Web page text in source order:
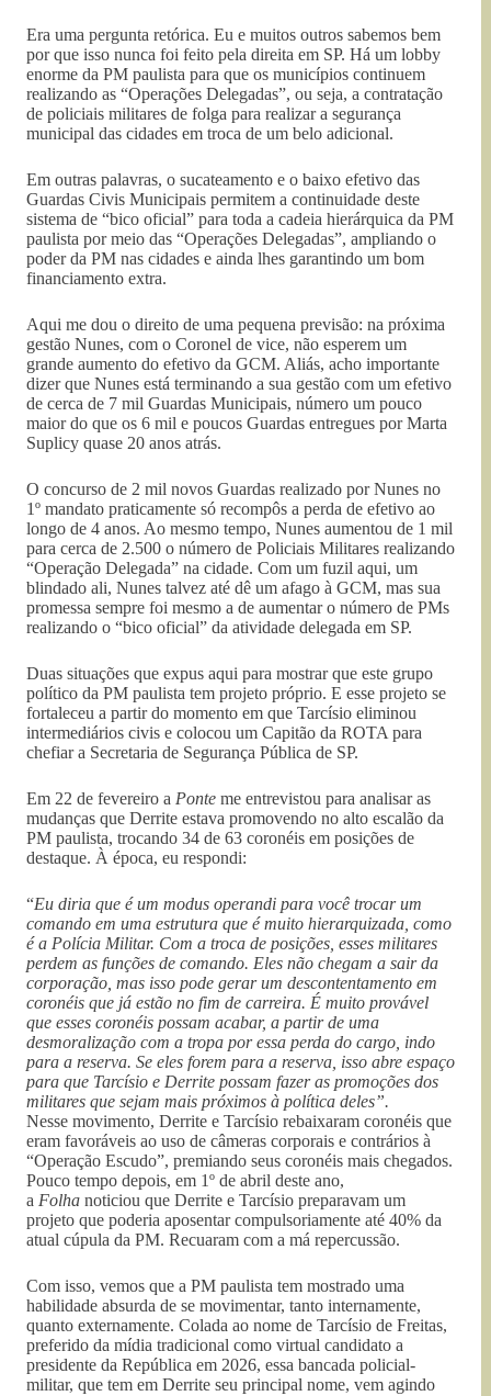
Era uma pergunta retórica. Eu e muitos outros sabemos bem
por que isso nunca foi feito pela direita em SP. Há um lobby
enorme da PM paulista para que os municípios continuem
realizando as “Operações Delegadas”, ou seja, a contratação
de policiais militares de folga para realizar a segurança
municipal das cidades em troca de um belo adicional.
Em outras palavras, o sucateamento e o baixo efetivo das
Guardas Civis Municipais permitem a continuidade deste
sistema de “bico oficial” para toda a cadeia hierárquica da PM
paulista por meio das “Operações Delegadas”, ampliando o
poder da PM nas cidades e ainda lhes garantindo um bom
financiamento extra.
Aqui me dou o direito de uma pequena previsão: na próxima
gestão Nunes, com o Coronel de vice, não esperem um
grande aumento do efetivo da GCM. Aliás, acho importante
dizer que Nunes está terminando a sua gestão com um efetivo
de cerca de 7 mil Guardas Municipais, número um pouco
maior do que os 6 mil e poucos Guardas entregues por Marta
Suplicy quase 20 anos atrás.
O concurso de 2 mil novos Guardas realizado por Nunes no
1º mandato praticamente só recompôs a perda de efetivo ao
longo de 4 anos. Ao mesmo tempo, Nunes aumentou de 1 mil
para cerca de 2.500 o número de Policiais Militares realizando
“Operação Delegada” na cidade. Com um fuzil aqui, um
blindado ali, Nunes talvez até dê um afago à GCM, mas sua
promessa sempre foi mesmo a de aumentar o número de PMs
realizando o “bico oficial” da atividade delegada em SP.
Duas situações que expus aqui para mostrar que este grupo
político da PM paulista tem projeto próprio. E esse projeto se
fortaleceu a partir do momento em que Tarcísio eliminou
intermediários civis e colocou um Capitão da ROTA para
chefiar a Secretaria de Segurança Pública de SP.
Em 22 de fevereiro a Ponte me entrevistou para analisar as
mudanças que Derrite estava promovendo no alto escalão da
PM paulista, trocando 34 de 63 coronéis em posições de
destaque. À época, eu respondi:
“Eu diria que é um modus operandi para você trocar um
comando em uma estrutura que é muito hierarquizada, como
é a Polícia Militar. Com a troca de posições, esses militares
perdem as funções de comando. Eles não chegam a sair da
corporação, mas isso pode gerar um descontentamento em
coronéis que já estão no fim de carreira. É muito provável
que esses coronéis possam acabar, a partir de uma
desmoralização com a tropa por essa perda do cargo, indo
para a reserva. Se eles forem para a reserva, isso abre espaço
para que Tarcísio e Derrite possam fazer as promoções dos
militares que sejam mais próximos à política deles”.
Nesse movimento, Derrite e Tarcísio rebaixaram coronéis que
eram favoráveis ao uso de câmeras corporais e contrários à
“Operação Escudo”, premiando seus coronéis mais chegados.
Pouco tempo depois, em 1º de abril deste ano,
a Folha noticiou que Derrite e Tarcísio preparavam um
projeto que poderia aposentar compulsoriamente até 40% da
atual cúpula da PM. Recuaram com a má repercussão.
Com isso, vemos que a PM paulista tem mostrado uma
habilidade absurda de se movimentar, tanto internamente,
quanto externamente. Colada ao nome de Tarcísio de Freitas,
preferido da mídia tradicional como virtual candidato a
presidente da República em 2026, essa bancada policial-
militar, que tem em Derrite seu principal nome, vem agindo